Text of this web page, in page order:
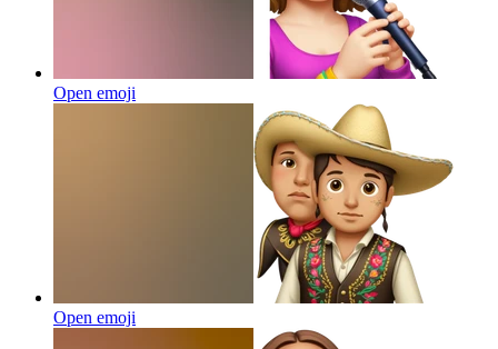
Open emoji
Open emoji